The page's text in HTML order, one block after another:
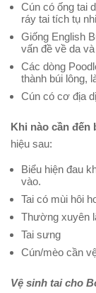
Cún có ống tai
ráy tai tích tụ
Giống English
vấn đề về da
Các dòng
thành búi lông,
Cún có cơ địa
Khi nào cần đến
hiệu sau:
Biểu hiện đau
vào.
Tai có mùi hôi
Thường xuyên
Tai sưng
Cún/mèo cần
Vệ sinh tai cho